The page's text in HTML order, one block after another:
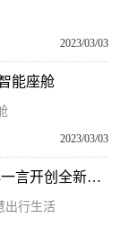
2023/03/03
能座舱
2023/03/03
每日资讯：长安、Apollo双官宣，携手文心一言开创全新智慧出行生活
出行生活